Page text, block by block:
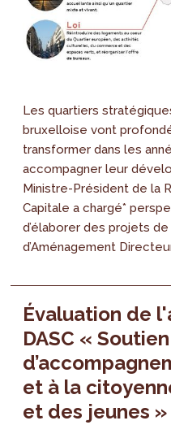
Les quartiers
bruxelloise vont
transformer dans les
accompagner leur
Ministre-Président de la
Capitale a chargé*
d’élaborer des projets de
d’Aménagement
Évaluation de
DASC «
et à la
et des jeunes »